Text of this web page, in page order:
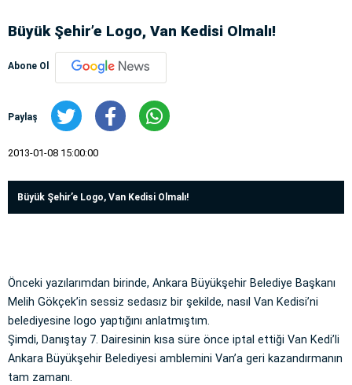
Büyük Şehir’e Logo, Van Kedisi Olmalı!
Abone Ol
Paylaş
2013-01-08 15:00:00
Büyük Şehir’e Logo, Van Kedisi Olmalı!
Önceki yazılarımdan birinde, Ankara Büyükşehir Belediye Başkanı
Melih Gökçek’in sessiz sedasız bir şekilde, nasıl Van Kedisi’ni
belediyesine logo yaptığını anlatmıştım.
Şimdi, Danıştay 7. Dairesinin kısa süre önce iptal ettiği Van Kedi’li
Ankara Büyükşehir Belediyesi amblemini Van’a geri kazandırmanın
tam zamanı.